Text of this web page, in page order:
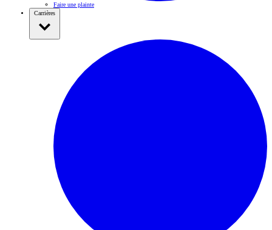
Faire une plainte
Carrières